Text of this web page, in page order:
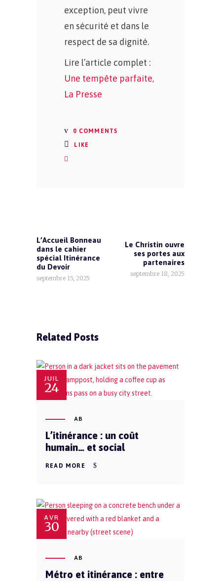
exception, peut vivre
en sécurité et dans le
respect de sa dignité.
Lire l’article complet :
Une tempête parfaite,
La Presse
0 COMMENTS
LIKE
L’Accueil Bonneau
dans le cahier
spécial Itinérance
du Devoir
septembre 15, 2025
Le Christin ouvre
ses portes aux
partenaires
septembre 18, 2025
Related Posts
JUIL
24
AB
L’itinérance : un coût
humain… et social
READ MORE
AVR
30
AB
Métro et itinérance : entre